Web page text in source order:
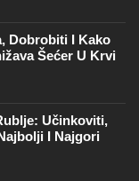
Dobrobiti I Kako
Šećer U Krvi
Učinkoviti,
I Najgori